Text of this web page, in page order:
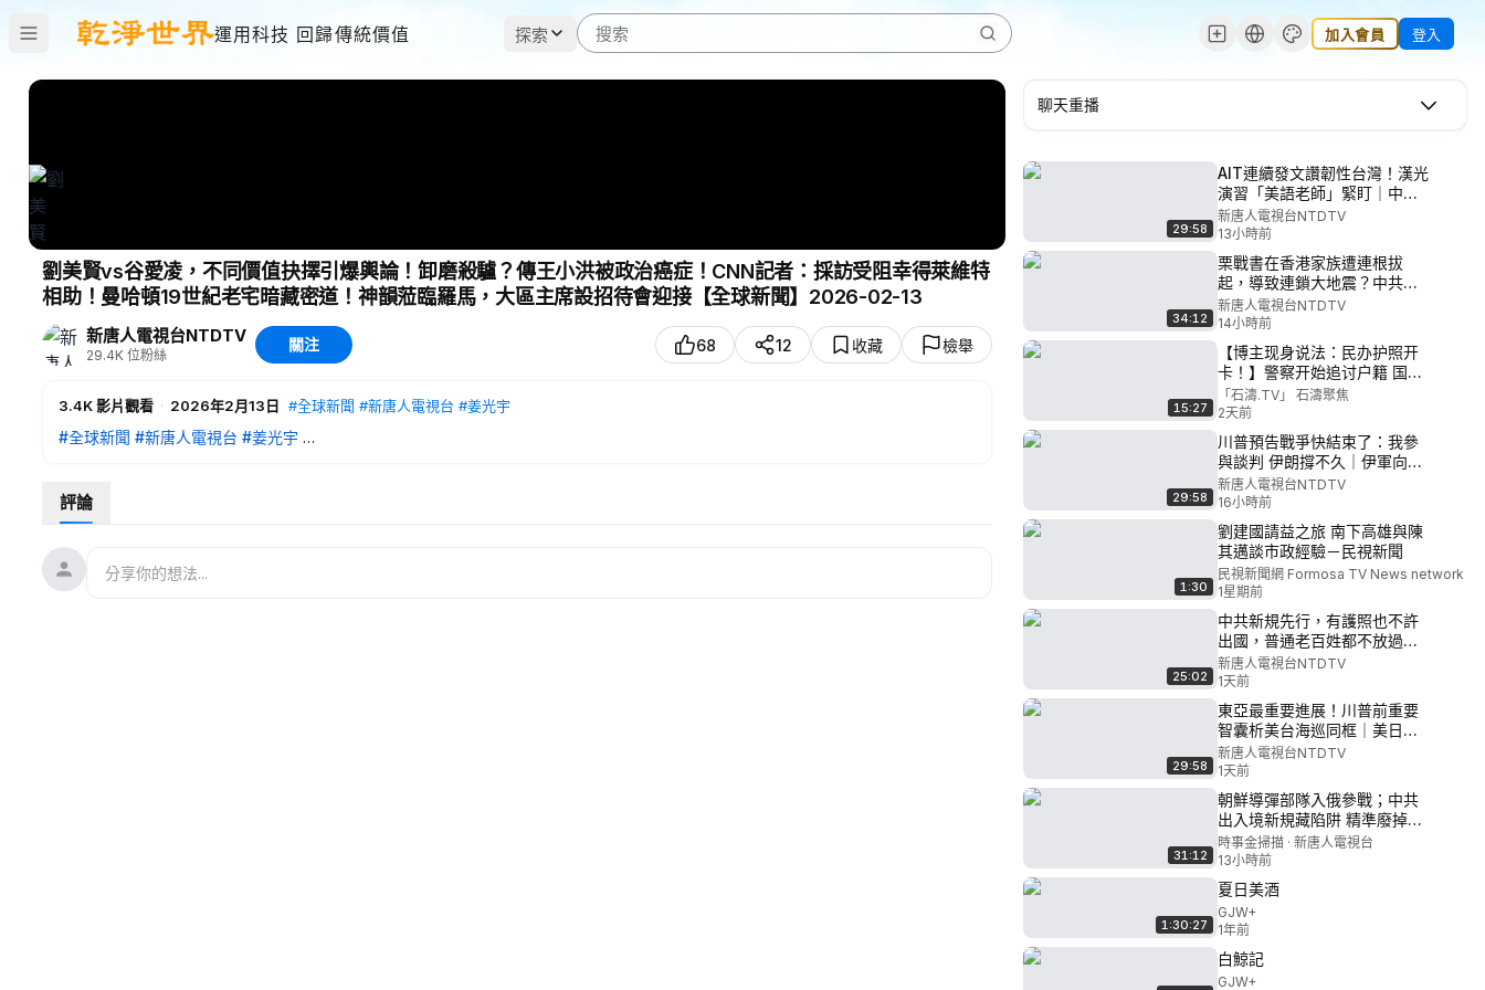
運用科技 回歸傳統價值 探索 加入會員 登入
劉美賢vs谷愛凌，不同價值抉擇引爆輿論！卸磨殺驢？傳王小洪被政治癌症！CNN記者：採訪受阻幸得萊維特
相助！曼哈頓19世紀老宅暗藏密道！神韻蒞臨羅馬，大區主席設招待會迎接【全球新聞】2026-02-13
新唐人電視台NTDTV
29.4K 位粉絲
關注 68 12 收藏 檢舉
3.4K影片觀看 · 2026年2月13日 #全球新聞 #新唐人電視台 #姜光宇
#全球新聞 #新唐人電視台 #姜光宇
CNN記者爆料：沙特採訪受阻 幸得萊維特相助
衣櫃下的秘密 曼哈頓19世紀老宅暗藏逃亡密道
神韻蒞臨羅馬 拉齊奧大區主席設招待會迎接神韻
評論
聊天重播
29:58
AIT連續發文讚韌性台灣！漢光
演習「美語老師」緊盯｜中共
海警船撞自家軍艦奪2命！掩蓋
一年後才曝光｜20260807(五)
｜新唐人電視台
新唐人電視台NTDTV
13小時前
34:12
栗戰書在香港家族遭連根拔
起，導致連鎖大地震？中共追
稅20%，香港驚現「大抓捕星
期一」；河南強制公務員國企
放假，政府徹底破產？洪災席
捲中國多省；中共基因編輯再
出事！｜#新唐人
新唐人電視台NTDTV
14小時前
15:27
【博主现身说法：民办护照开
卡！】警察开始追讨户籍 国籍
…… 全为習近平5中全會“稱帝-
黨主席”：落到實處！
（08/04/26）#出入境
「石濤.TV」 石濤聚焦
2天前
29:58
川普預告戰爭快結束了：我參
與談判 伊朗撐不久｜伊軍向霍
爾木茲海峽開火 伊媒宣稱擬禁
美以船進入｜新聞大解碼｜
20260807(五)｜新唐人電視台
新唐人電視台NTDTV
16小時前
1:30
劉建國請益之旅 南下高雄與陳
其邁談市政經驗－民視新聞
民視新聞網 Formosa TV News network
1星期前
25:02
中共新規先行，有護照也不許
出國，普通老百姓都不放過！
中共「關門打狗」，民間資本
遭清算，千億大佬、湖北首富
被抓；北戴河鴉雀無聲，元老
遭習嚴控？中國多地破40度高
溫，湖北暴雨成災｜#新唐人
新唐人電視台NTDTV
1天前
29:58
東亞最重要進展！川普前重要
智囊析美台海巡同框｜美日歐
媒關注台灣漢光演習｜透視國
際線｜20260806(四)|新唐人
電視台
新唐人電視台NTDTV
1天前
31:12
朝鮮導彈部隊入俄參戰；中共
出入境新規藏陷阱 精準廢掉海
外身份；俄最大煉油廠再被炸
俄軍中將莫斯科被炸碎。 ｜ #
時事金掃描 #金然
時事金掃描 · 新唐人電視台
13小時前
1:30:27
夏日美酒
GJW+
1年前
白鯨記
GJW+